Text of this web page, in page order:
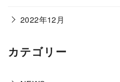
2022年12月
カテゴリー